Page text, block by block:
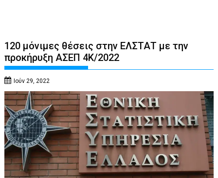
120 μόνιμες θέσεις στην ΕΛΣΤΑΤ με την
προκήρυξη ΑΣΕΠ 4Κ/2022
Ιούν 29, 2022